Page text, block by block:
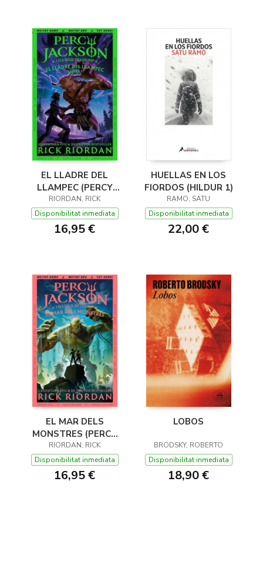
EL LLADRE DEL
LLAMPEC (PERCY
JACKSON I ELS DÉUS
DE L'OLIMP 1)
RIORDAN, RICK
Disponibilitat inmediata
16,95 €
HUELLAS EN LOS
FIORDOS (HILDUR 1)
RAMO, SATU
Disponibilitat inmediata
22,00 €
EL MAR DELS
MONSTRES (PERCY
JACKSON I ELS DÉUS
DE L'OLIMP 2)
RIORDAN, RICK
Disponibilitat inmediata
16,95 €
LOBOS
BRODSKY, ROBERTO
Disponibilitat inmediata
18,90 €